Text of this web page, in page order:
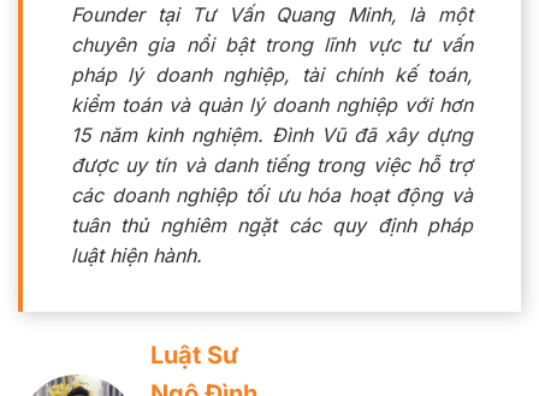
Founder tại Tư Vấn Quang Minh, là một
chuyên gia nổi bật trong lĩnh vực tư vấn
pháp lý doanh nghiệp, tài chính kế toán,
kiểm toán và quản lý doanh nghiệp với hơn
15 năm kinh nghiệm. Đình Vũ đã xây dựng
được uy tín và danh tiếng trong việc hỗ trợ
các doanh nghiệp tối ưu hóa hoạt động và
tuân thủ nghiêm ngặt các quy định pháp
luật hiện hành.
Luật Sư